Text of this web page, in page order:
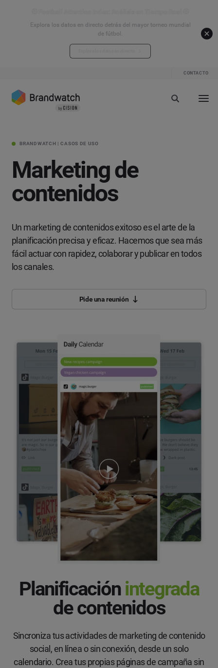
Explora los datos en directo detrás del mayor torneo mundial
de fútbol.
CONTACTO
BRANDWATCH | CASOS DE USO
Marketing de
contenidos
Un marketing de contenidos exitoso es el arte de la
planificación precisa y eficaz. Hacemos que sea más
fácil actuar con rapidez, colaborar y publicar en todos
los canales.
Pide una reunión
Planificaciónintegrada
de contenidos
Sincroniza tus actividades de marketing de contenido
social, en línea o sin conexión, desde un solo
calendario. Crea tus propias páginas de campaña sin